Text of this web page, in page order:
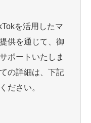
を活用したマ
供を通じて、御
ポートいたしま
の詳細は、下記
ださい。